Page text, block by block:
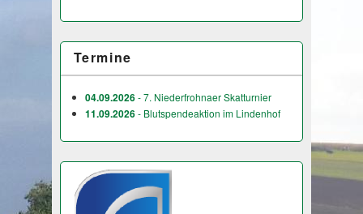
Termine
04.09.2026- 7. Niederfrohnaer Skatturnier
11.09.2026- Blutspendeaktion im Lindenhof